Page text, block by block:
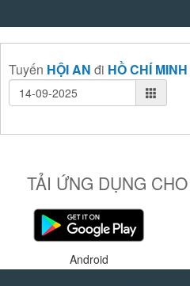
Tuyến HỘI AN đi HỒ CHÍ MINH
TẢI ỨNG DỤNG
Android